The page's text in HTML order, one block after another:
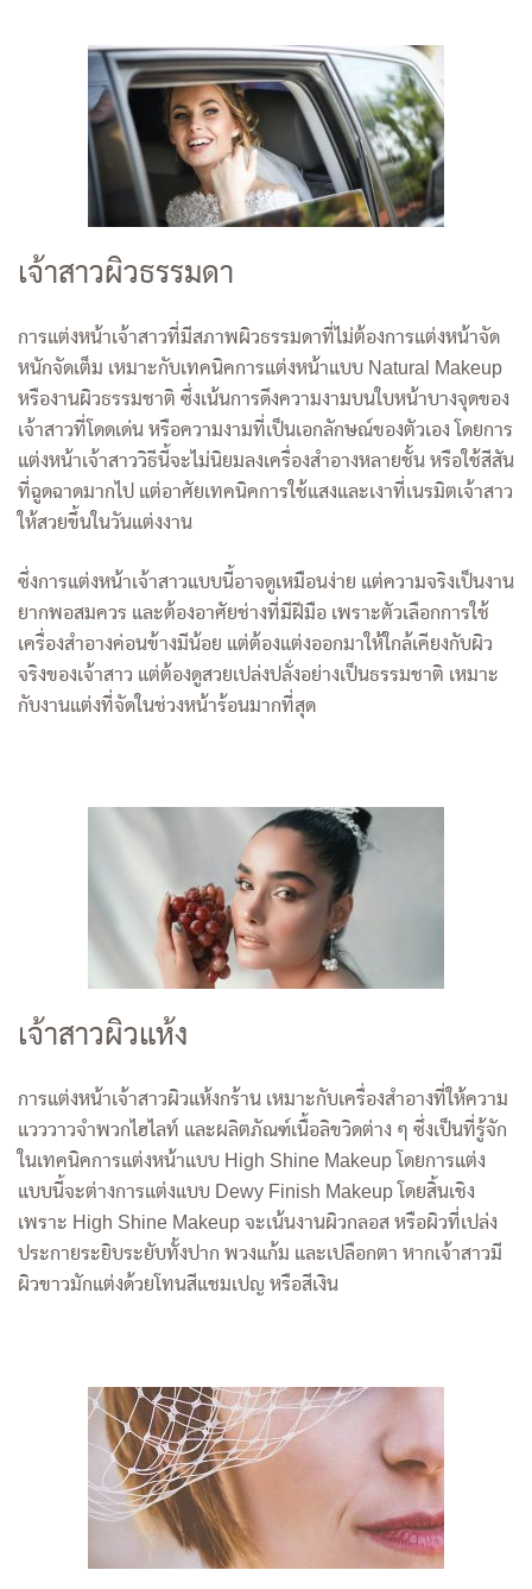
เจ้าสาวผิวธรรมดา
การแต่งหน้าเจ้าสาวที่มีสภาพผิวธรรมดาที่ไม่ต้องการแต่งหน้าจัด
หนักจัดเต็ม เหมาะกับเทคนิคการแต่งหน้าแบบ Natural Makeup
หรืองานผิวธรรมชาติ ซึ่งเน้นการดึงความงามบนใบหน้าบางจุดของ
เจ้าสาวที่โดดเด่น หรือความงามที่เป็นเอกลักษณ์ของตัวเอง โดยการ
แต่งหน้าเจ้าสาววิธีนี้จะไม่นิยมลงเครื่องสำอางหลายชั้น หรือใช้สีสัน
ที่ฉูดฉาดมากไป แต่อาศัยเทคนิคการใช้แสงและเงาที่เนรมิตเจ้าสาว
ให้สวยขึ้นในวันแต่งงาน
ซึ่งการแต่งหน้าเจ้าสาวแบบนี้อาจดูเหมือนง่าย แต่ความจริงเป็นงาน
ยากพอสมควร และต้องอาศัยช่างที่มีฝีมือ เพราะตัวเลือกการใช้
เครื่องสำอางค่อนข้างมีน้อย แต่ต้องแต่งออกมาให้ใกล้เคียงกับผิว
จริงของเจ้าสาว แต่ต้องดูสวยเปล่งปลั่งอย่างเป็นธรรมชาติ เหมาะ
กับงานแต่งที่จัดในช่วงหน้าร้อนมากที่สุด
เจ้าสาวผิวแห้ง
การแต่งหน้าเจ้าสาวผิวแห้งกร้าน เหมาะกับเครื่องสำอางที่ให้ความ
แวววาวจำพวกไฮไลท์ และผลิตภัณฑ์เนื้อลิขวิดต่าง ๆ ซึ่งเป็นที่รู้จัก
ในเทคนิคการแต่งหน้าแบบ High Shine Makeup โดยการแต่ง
แบบนี้จะต่างการแต่งแบบ Dewy Finish Makeup โดยสิ้นเชิง
เพราะ High Shine Makeup จะเน้นงานผิวกลอส หรือผิวที่เปล่ง
ประกายระยิบระยับทั้งปาก พวงแก้ม และเปลือกตา หากเจ้าสาวมี
ผิวขาวมักแต่งด้วยโทนสีแชมเปญ หรือสีเงิน